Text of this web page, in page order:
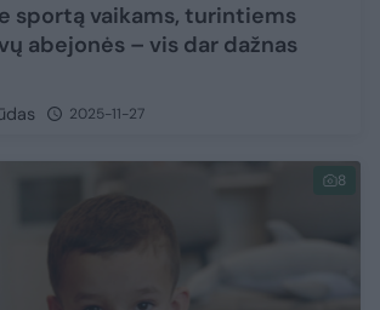
sportą vaikams, turintiems
abejonės – vis dar dažnas
2025-11-27
8